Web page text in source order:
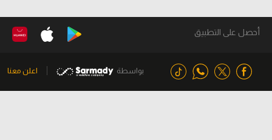
أحصل على التطبيق
بواسطة اعلن معنا